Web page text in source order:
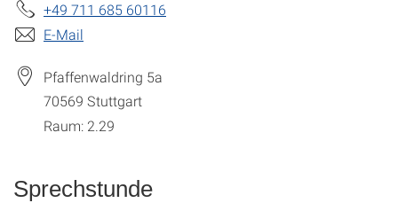
+49 711 685 60116
E-Mail
Pfaffenwaldring 5a
70569 Stuttgart
Raum: 2.29
Sprechstunde